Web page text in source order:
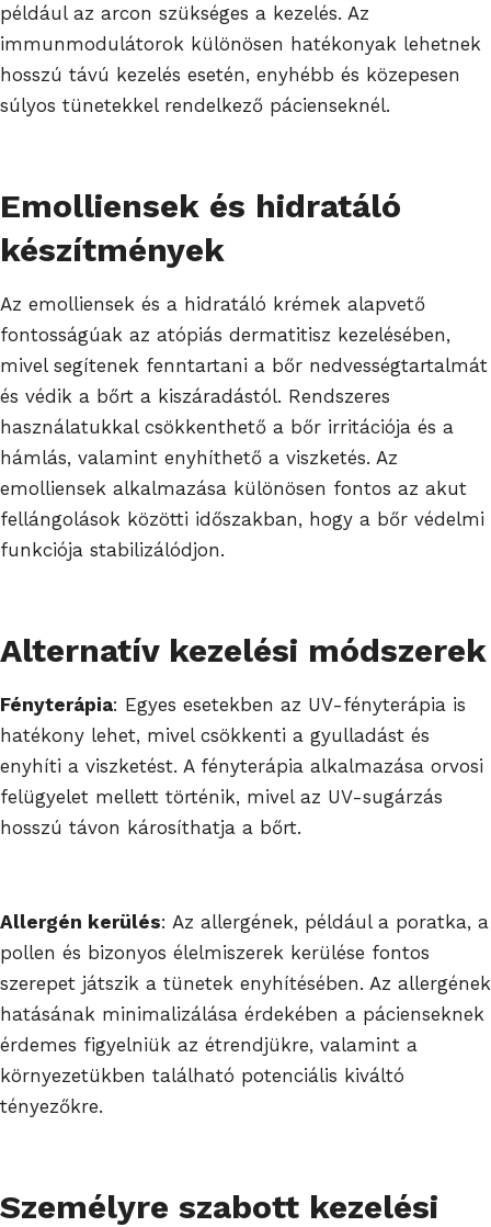
például az arcon szükséges a kezelés. Az
immunmodulátorok különösen hatékonyak lehetnek
hosszú távú kezelés esetén, enyhébb és közepesen
súlyos tünetekkel rendelkező pácienseknél.
Emolliensek és hidratáló
készítmények
Az emolliensek és a hidratáló krémek alapvető
fontosságúak az atópiás dermatitisz kezelésében,
mivel segítenek fenntartani a bőr nedvességtartalmát
és védik a bőrt a kiszáradástól. Rendszeres
használatukkal csökkenthető a bőr irritációja és a
hámlás, valamint enyhíthető a viszketés. Az
emolliensek alkalmazása különösen fontos az akut
fellángolások közötti időszakban, hogy a bőr védelmi
funkciója stabilizálódjon.
Alternatív kezelési módszerek
Fényterápia: Egyes esetekben az UV-fényterápia is
hatékony lehet, mivel csökkenti a gyulladást és
enyhíti a viszketést. A fényterápia alkalmazása orvosi
felügyelet mellett történik, mivel az UV-sugárzás
hosszú távon károsíthatja a bőrt.
Allergén kerülés: Az allergének, például a poratka, a
pollen és bizonyos élelmiszerek kerülése fontos
szerepet játszik a tünetek enyhítésében. Az allergének
hatásának minimalizálása érdekében a pácienseknek
érdemes figyelniük az étrendjükre, valamint a
környezetükben található potenciális kiváltó
tényezőkre.
Személyre szabott kezelési